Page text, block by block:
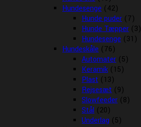
Hundesenge (42)
Hunde puder (7)
Hunde Tæpper (3)
Hundesenge (31)
Hundeskåle (76)
Automater (5)
Keramik (15)
Plast (13)
Rejsesæt (9)
Slowfeeder (8)
Stål (20)
Underlag (5)